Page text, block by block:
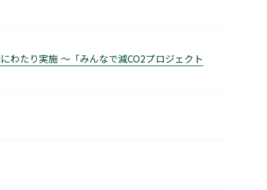
わたり実施 ～「みんなで減CO2プロジェクト